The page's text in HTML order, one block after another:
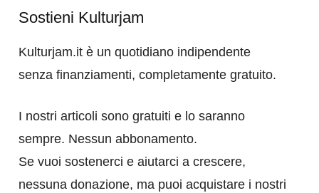
Sostieni Kulturjam
Kulturjam.it è un quotidiano indipendente
senza finanziamenti, completamente gratuito.
I nostri articoli sono gratuiti e lo saranno
sempre. Nessun abbonamento.
Se vuoi sostenerci e aiutarci a crescere,
nessuna donazione, ma puoi acquistare i nostri